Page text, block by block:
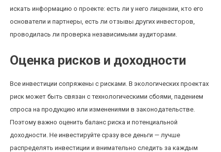
искать информацию о проекте: есть ли у него лицензии, кто его
основатели и партнеры, есть ли отзывы других инвесторов,
проводилась ли проверка независимыми аудиторами.
Оценка рисков и доходности
Все инвестиции сопряжены с рисками. В экологических проектах
риск может быть связан с технологическими сбоями, падением
спроса на продукцию или изменениями в законодательстве.
Поэтому важно оценить баланс риска и потенциальной
доходности. Не инвестируйте сразу все деньги — лучше
распределять инвестиции и внимательно следить за каждым